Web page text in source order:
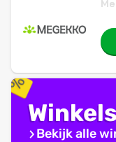
Winkels
Bekijk alle